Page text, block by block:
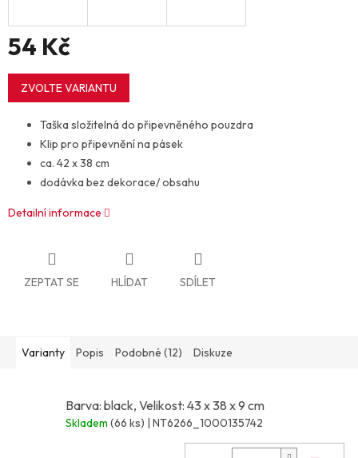
54 Kč
Měrná
cena:
ZVOLTE VARIANTU
Taška složitelná do připevněného pouzdra
Klip pro připevnění na pásek
ca. 42 x 38 cm
dodávka bez dekorace/ obsahu
Detailní informace
ZEPTAT SE HLÍDAT SDÍLET
Varianty Popis Podobné (12) Diskuze
Barva: black, Velikost: 43 x 38 x 9 cm
Skladem (66 ks) | NT6266_1000135742